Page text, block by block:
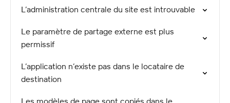
L’administration centrale du site est introuvable
Le paramètre de partage externe est plus
permissif
L’application n’existe pas dans le locataire de
destination
Les modèles de page sont copiés dans le